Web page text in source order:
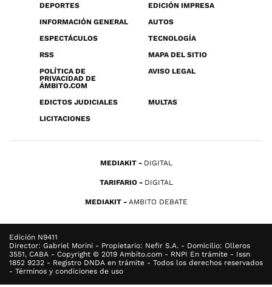
DEPORTES
EDICIÓN IMPRESA
INFORMACIÓN GENERAL
AUTOS
ESPECTÁCULOS
TECNOLOGÍA
RSS
MAPA DEL SITIO
POLÍTICA DE
PRIVACIDAD DE
ÁMBITO.COM
AVISO LEGAL
EDICTOS JUDICIALES
MULTAS
LICITACIONES
MEDIAKIT DIGITAL
TARIFARIO DIGITAL
MEDIAKIT AMBITO DEBATE
Edición N9411
Director: Gabriel Morini - Propietario: Nefir S.A. - Domicilio: Olleros
3551, CABA - Copyright © 2019 Ambito.com - RNPI En trámite - Issn
1852 9232 - Registro DNDA en trámite - Todos los derechos reservados
- Términos y condiciones de uso